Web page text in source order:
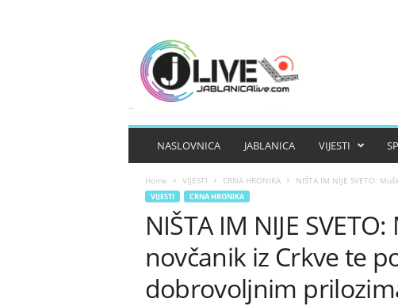
NASLOVNICA JABLANICA VIJESTI
Home VIJESTI CRNA HRONIKA NIŠTA IM NIJE SVETO:
VIJESTI CRNA HRONIKA
NIŠTA IM NIJE
novčanik iz Crkve te
dobrovoljnim